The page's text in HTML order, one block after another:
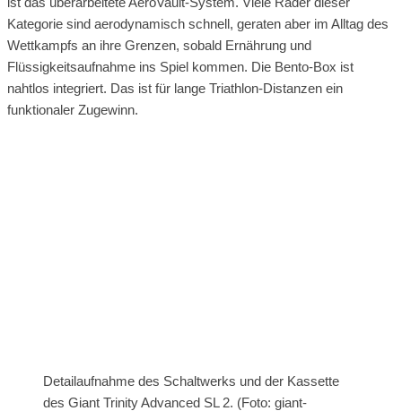
Kategorie sind aerodynamisch schnell, geraten aber im Alltag des
Wettkampfs an ihre Grenzen, sobald Ernährung und
Flüssigkeitsaufnahme ins Spiel kommen. Die Bento-Box ist
nahtlos integriert. Das ist für lange Triathlon-Distanzen ein
funktionaler Zugewinn.
Detailaufnahme des Schaltwerks und der Kassette
des Giant Trinity Advanced SL 2. (Foto: giant-